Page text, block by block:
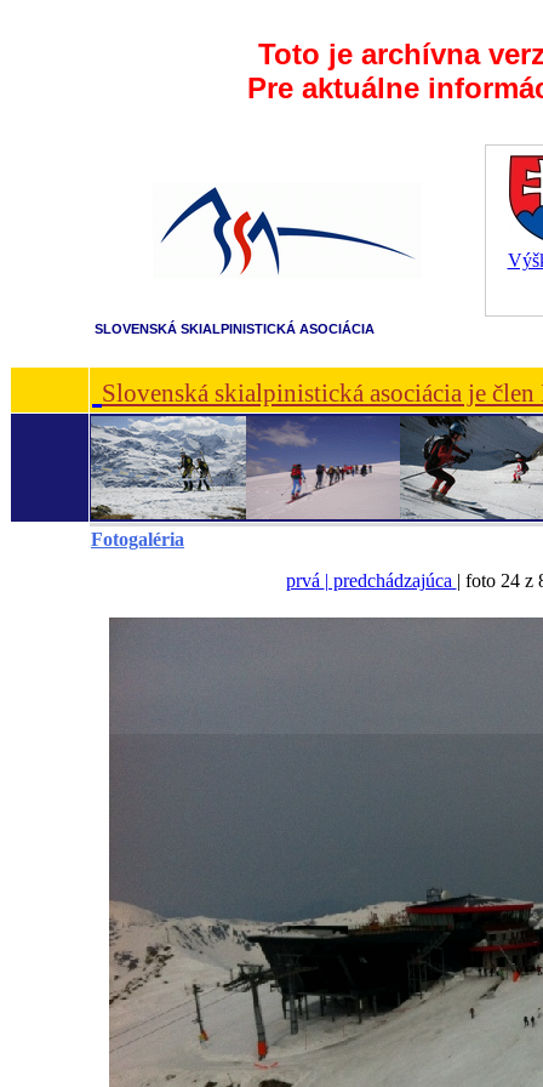
Toto je archívna
Pre aktuálne
SLOVENSKÁ SKIALPINISTICKÁ ASOCIÁCIA
Slovenská skialpinistická asociácia je
Fotogaléria
prvá | predchádzajúca | foto 24 z